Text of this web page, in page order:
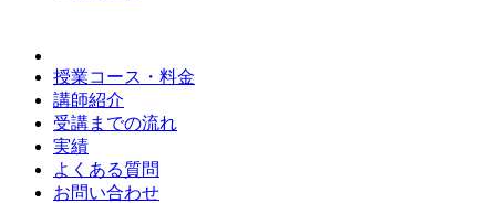
授業コース・料金
講師紹介
受講までの流れ
実績
よくある質問
お問い合わせ